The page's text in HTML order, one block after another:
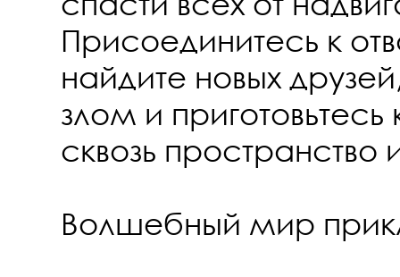
Присоединитесь к
найдите новых
злом и
сквозь пространство
Волшебный мир